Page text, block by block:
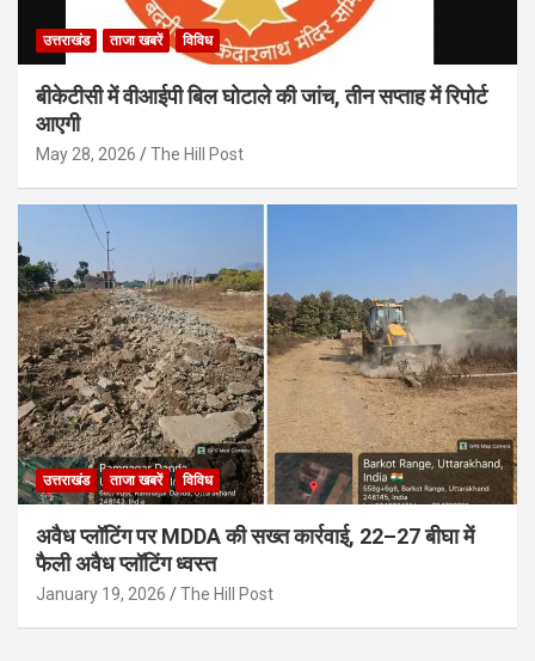
उत्तराखंड ताजा खबरें विविध
बीकेटीसी में वीआईपी बिल घोटाले की जांच, तीन सप्ताह में रिपोर्ट
आएगी
May 28, 2026 The Hill Post
उत्तराखंड ताजा खबरें विविध
अवैध प्लॉटिंग पर MDDA की सख्त कार्रवाई, 22–27 बीघा में
फैली अवैध प्लॉटिंग ध्वस्त
January 19, 2026 The Hill Post